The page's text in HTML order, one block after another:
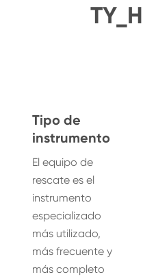
Tipo de
instrumento
El equipo de
rescate es el
instrumento
especializado
más utilizado,
más frecuente y
más completo